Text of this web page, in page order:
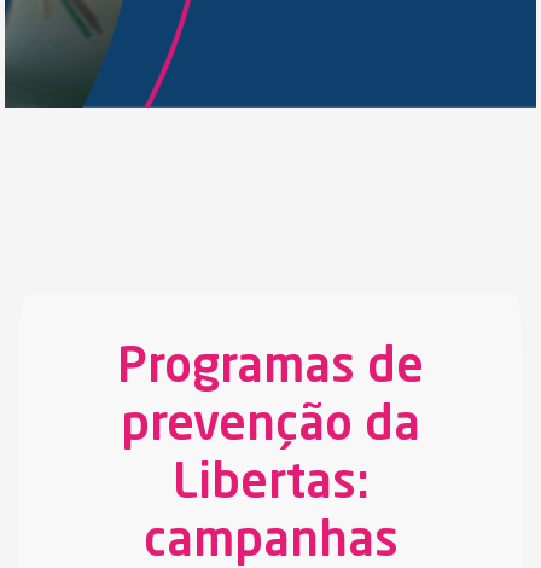
Programas de
prevenção da
Libertas:
campanhas